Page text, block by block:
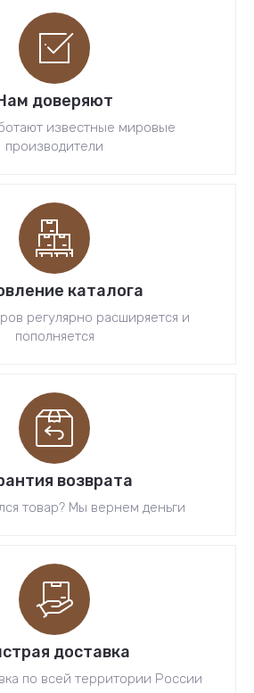
доверяют
известные мировые
производители
каталога
регулярно расширяется и
пополняется
возврата
товар? Мы вернем деньги
доставка
по всей территории России